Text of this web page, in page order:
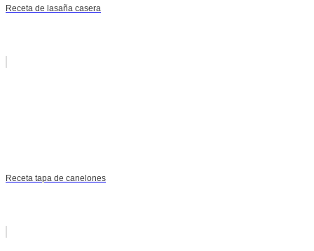
Receta de lasaña casera
Receta tapa de canelones